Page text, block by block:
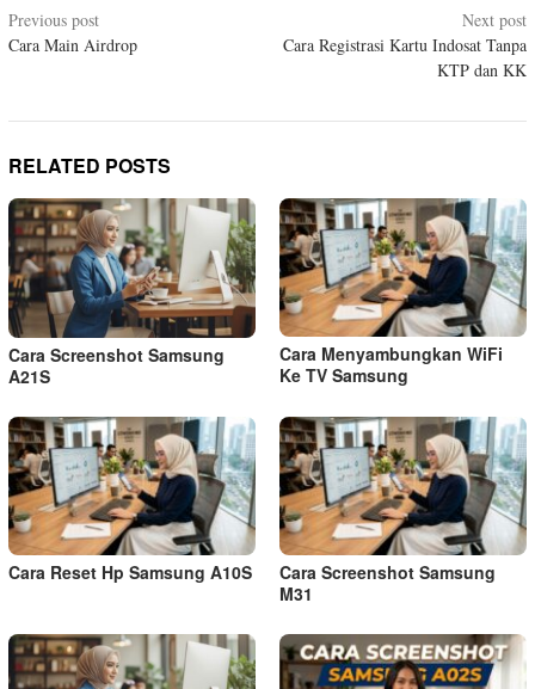
Post
navigation
Previous post
Cara Main Airdrop
Next post
Cara Registrasi Kartu Indosat Tanpa
KTP dan KK
RELATED POSTS
Cara Screenshot Samsung
A21S
Cara Menyambungkan WiFi
Ke TV Samsung
Cara Reset Hp Samsung A10S
Cara Screenshot Samsung
M31